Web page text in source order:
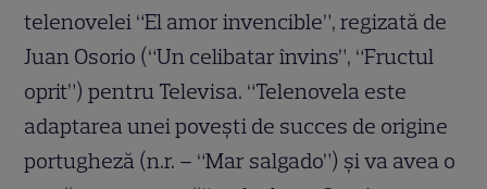
telenovelei “El amor invencible”, regizată de
Juan Osorio (“Un celibatar învins”, “Fructul
oprit”) pentru Televisa. “Telenovela este
adaptarea unei povești de succes de origine
portugheză (n.r. – “Mar salgado”) și va avea o